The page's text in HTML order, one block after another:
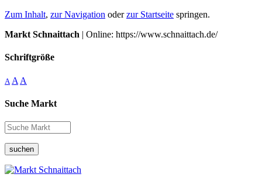
Zum Inhalt, zur Navigation oderzur Startseite springen.
Markt Schnaittach | Online: https://www.schnaittach.de/
Schriftgröße
A A A
Suche Markt
suchen